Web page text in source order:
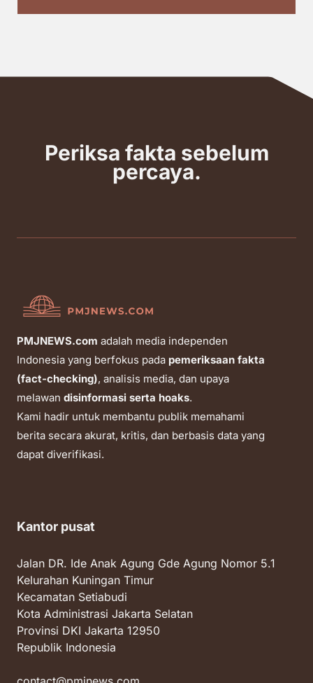
Periksa fakta sebelum
percaya.
PMJNEWS.com adalah media independen
Indonesia yang berfokus pada pemeriksaan fakta
(fact-checking), analisis media, dan upaya
melawan disinformasi serta hoaks.
Kami hadir untuk membantu publik memahami
berita secara akurat, kritis, dan berbasis data yang
dapat diverifikasi.
Kantor pusat
Jalan DR. Ide Anak Agung Gde Agung Nomor 5.1
Kelurahan Kuningan Timur
Kecamatan Setiabudi
Kota Administrasi Jakarta Selatan
Provinsi DKI Jakarta 12950
Republik Indonesia